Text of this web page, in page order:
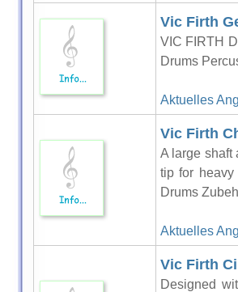
Vic Firth
VIC FIRTH
Drums
Aktuelles
Vic Firth
A large shaft
tip for heavy
Drums
Aktuelles
Vic Firth
Designed